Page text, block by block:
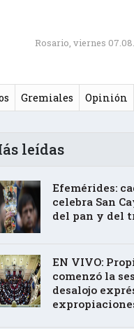
Rosario, viernes
Gremiales Opinión
leídas
Efemérides:
celebra San
del pan y del
EN VIVO:
comenzó la
desalojo